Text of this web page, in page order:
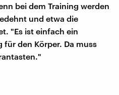
bei dem Training werden
und etwa die
"Es ist einfach ein
für den Körper. Da muss